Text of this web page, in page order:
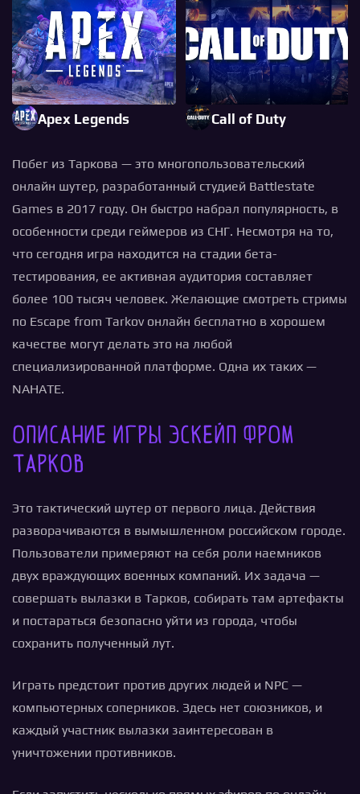
Apex Legends Call of Duty
Побег из Таркова — это многопользовательский
онлайн шутер, разработанный студией Battlestate
Games в 2017 году. Он быстро набрал популярность, в
особенности среди геймеров из СНГ. Несмотря на то,
что сегодня игра находится на стадии бета-
тестирования, ее активная аудитория составляет
более 100 тысяч человек. Желающие смотреть стримы
по Escape from Tarkov онлайн бесплатно в хорошем
качестве могут делать это на любой
специализированной платформе. Одна их таких —
NAHATE.
Описание игры Эскейп фром
Тарков
Это тактический шутер от первого лица. Действия
разворачиваются в вымышленном российском городе.
Пользователи примеряют на себя роли наемников
двух враждующих военных компаний. Их задача —
совершать вылазки в Тарков, собирать там артефакты
и постараться безопасно уйти из города, чтобы
сохранить полученный лут.
Играть предстоит против других людей и NPC —
компьютерных соперников. Здесь нет союзников, и
каждый участник вылазки заинтересован в
уничтожении противников.